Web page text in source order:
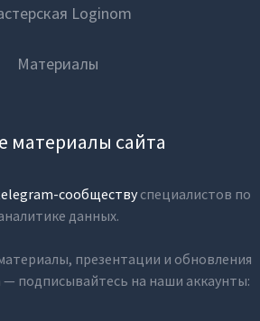
Loginom
Материалы
материалы сайта
сообществуспециалистов по
данных.
презентации и обновления
подписывайтесь на наши аккаунты: